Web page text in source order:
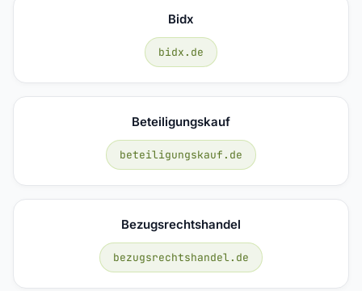
Bidx
bidx.de
Beteiligungskauf
beteiligungskauf.de
Bezugsrechtshandel
bezugsrechtshandel.de